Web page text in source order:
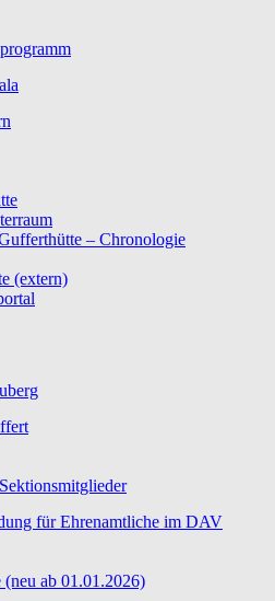
– Chronologie
(extern)
für Ehrenamtliche im DAV
ab 01.01.2026)